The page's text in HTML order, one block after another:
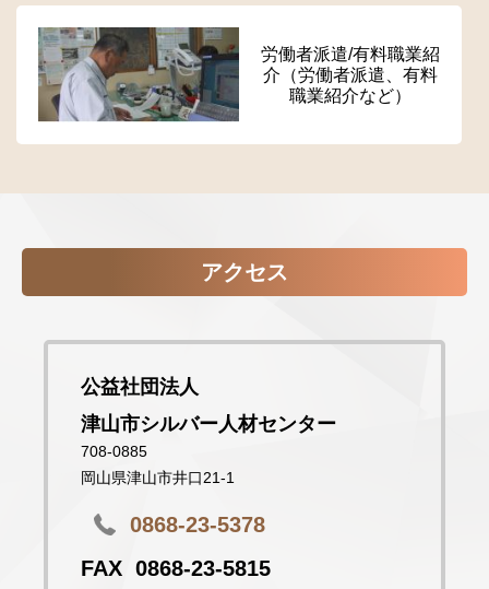
労働者派遣/有料職業紹
介（労働者派遣、有料
職業紹介など）
アクセス
公益社団法人
津山市シルバー人材センター
708-0885
岡山県津山市井口21-1
0868-23-5378
0868-23-5815